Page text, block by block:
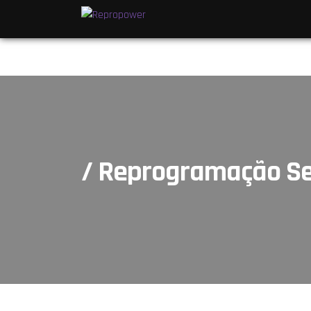
/ Reprogramação